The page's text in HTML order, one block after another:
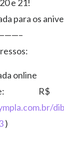
e 21!
para os
online
)